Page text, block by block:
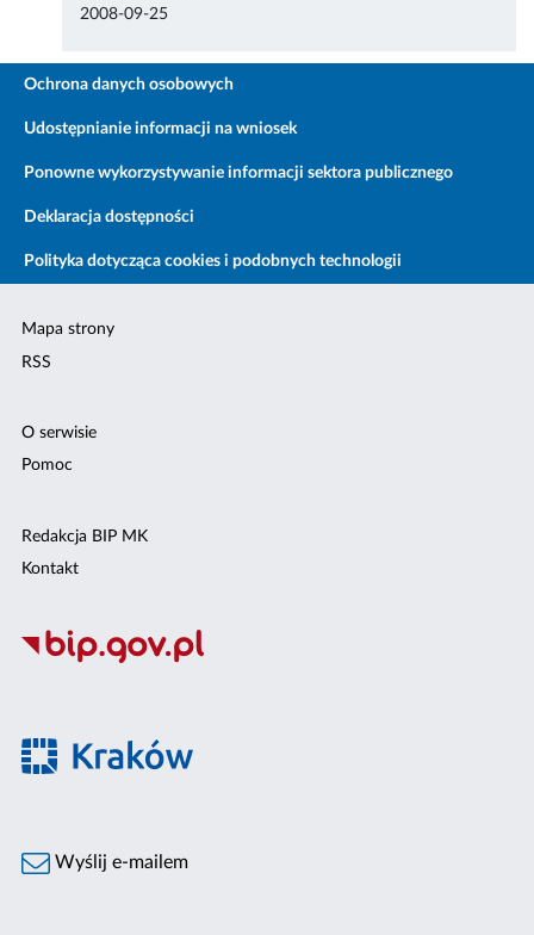
2008-09-25
Ochrona danych osobowych
Udostępnianie informacji na wniosek
Ponowne wykorzystywanie informacji sektora publicznego
Deklaracja dostępności
Polityka dotycząca cookies i podobnych technologii
Mapa strony
RSS
O serwisie
Pomoc
Redakcja BIP MK
Kontakt
Wyślij e-mailem